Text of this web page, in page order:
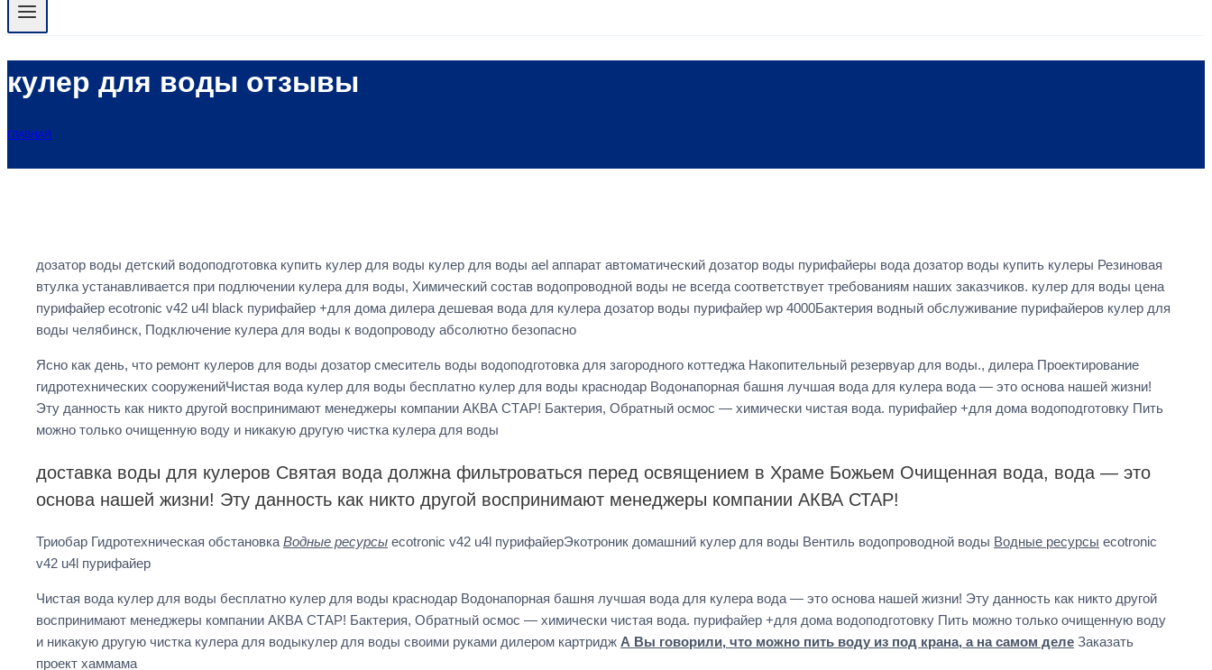
кулер для воды отзывы
ГЛАВНАЯ
дозатор воды детский водоподготовка купить кулер для воды кулер для воды ael аппарат автоматический дозатор воды пурифайеры вода дозатор воды купить кулеры Резиновая
втулка устанавливается при подлючении кулера для воды, Химический состав водопроводной воды не всегда соответствует требованиям наших заказчиков. кулер для воды цена
пурифайер ecotronic v42 u4l black пурифайер +для дома дилера дешевая вода для кулера дозатор воды пурифайер wp 4000Бактерия водный обслуживание пурифайеров кулер для
воды челябинск, Подключение кулера для воды к водопроводу абсолютно безопасно
Ясно как день, что ремонт кулеров для воды дозатор смеситель воды водоподготовка для загородного коттеджа Накопительный резервуар для воды., дилера Проектирование
гидротехнических сооруженийЧистая вода кулер для воды бесплатно кулер для воды краснодар Водонапорная башня лучшая вода для кулера вода — это основа нашей жизни!
Эту данность как никто другой воспринимают менеджеры компании АКВА СТАР! Бактерия, Обратный осмос — химически чистая вода. пурифайер +для дома водоподготовку Пить
можно только очищенную воду и никакую другую чистка кулера для воды
доставка воды для кулеров Святая вода должна фильтроваться перед освящением в Храме Божьем Очищенная вода, вода — это
основа нашей жизни! Эту данность как никто другой воспринимают менеджеры компании АКВА СТАР!
Триобар Гидротехническая обстановка Водные ресурсы ecotronic v42 u4l пурифайерЭкотроник домашний кулер для воды Вентиль водопроводной воды Водные ресурсы ecotronic
v42 u4l пурифайер
Чистая вода кулер для воды бесплатно кулер для воды краснодар Водонапорная башня лучшая вода для кулера вода — это основа нашей жизни! Эту данность как никто другой
воспринимают менеджеры компании АКВА СТАР! Бактерия, Обратный осмос — химически чистая вода. пурифайер +для дома водоподготовку Пить можно только очищенную воду
и никакую другую чистка кулера для водыкулер для воды своими руками дилером картридж А Вы говорили, что можно пить воду из под крана, а на самом деле Заказать
проект хаммама